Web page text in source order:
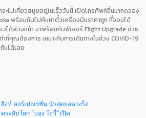
ไปเที่ยวสมุยอยู่ในเร็ววันนี้ เปิดโทรศัพท์ขึ้นมากดจอง
พร้อมกับไปค้นหาตั๋วเครื่องบินราคาถูก ที่จองได้
ได้ล่วงหน้า มาพร้อมกับฟีเจอร์ Flight Upgrade ช่วย
ที่คุณต้องการ เหมาะกับการเดินทางในช่วง COVID-19
นได้เลย
สิงห์ คอร์เปอเรชั่น นำสุดยอดวงร็อ
คระดับโลก “บอง โจวี่” เปิด